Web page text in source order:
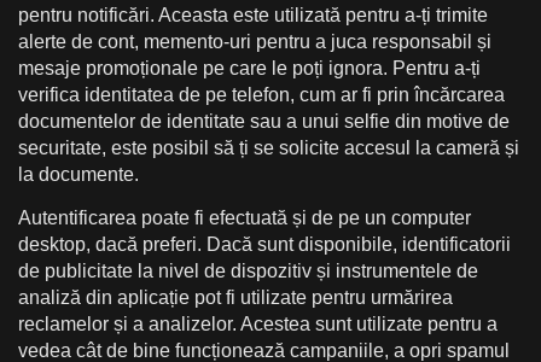
pentru notificări. Aceasta este utilizată pentru a-ți trimite
alerte de cont, memento-uri pentru a juca responsabil și
mesaje promoționale pe care le poți ignora. Pentru a-ți
verifica identitatea de pe telefon, cum ar fi prin încărcarea
documentelor de identitate sau a unui selfie din motive de
securitate, este posibil să ți se solicite accesul la cameră și
la documente.
Autentificarea poate fi efectuată și de pe un computer
desktop, dacă preferi. Dacă sunt disponibile, identificatorii
de publicitate la nivel de dispozitiv și instrumentele de
analiză din aplicație pot fi utilizate pentru urmărirea
reclamelor și a analizelor. Acestea sunt utilizate pentru a
vedea cât de bine funcționează campaniile, a opri spamul